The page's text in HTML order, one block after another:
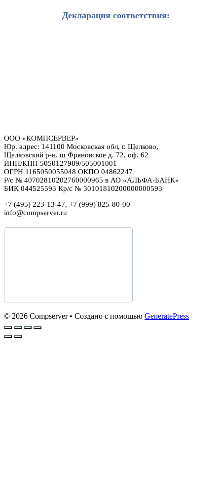
Декларация соответствия:
ООО «КОМПСЕРВЕР»
Юр. адрес: 141100 Московская обл, г. Щелково,
Щелковский р-н. ш Фряновское д. 72, оф. 62
ИНН/КПП 5050127989/505001001
ОГРН 1165050055048 ОКПО 04862247
Р/с № 40702810202760000965 в АО «АЛЬФА-БАНК»
БИК 044525593 Кр/с № 30101810200000000593
+7 (495) 223-13-47, +7 (999) 825-80-00
info@compserver.ru
© 2026 Compserver• Создано с помощью GeneratePress